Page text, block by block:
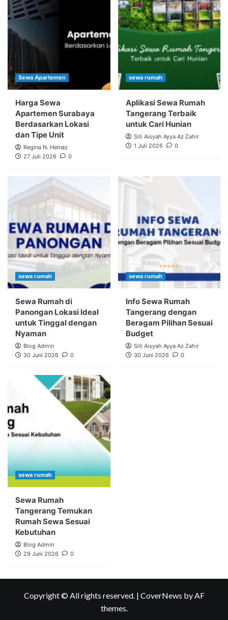
Sewa Apartemen
Harga Sewa
Apartemen Surabaya
Berdasarkan Lokasi
dan Tipe Unit
Regina N. Helnaz
27 Juli 2026
0
sewa rumah
Aplikasi Sewa Rumah
Tangerang Terbaik
untuk Cari Hunian
Siti Aisyah Ayya Az Zahir
1 Juli 2026
0
sewa rumah
Sewa Rumah di
Panongan Lokasi Ideal
untuk Tinggal dengan
Nyaman
Blog Admin
30 Juni 2026
0
sewa rumah
Info Sewa Rumah
Tangerang dengan
Beragam Pilihan Sesuai
Budget
Siti Aisyah Ayya Az Zahir
30 Juni 2026
0
sewa rumah
Sewa Rumah
Tangerang Temukan
Rumah Sewa Sesuai
Kebutuhan
Blog Admin
29 Juni 2026
0
Copyright © All rights reserved. | CoverNews by AF
themes.